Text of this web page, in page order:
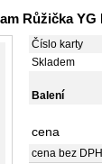
Růžička YG
Číslo karty
Skladem
Balení
cena
cena bez